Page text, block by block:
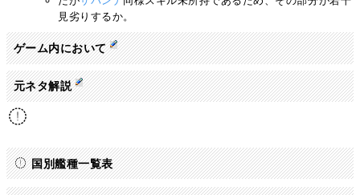
見劣りするか。
ゲーム内において
元ネタ解説
国別艦種一覧表